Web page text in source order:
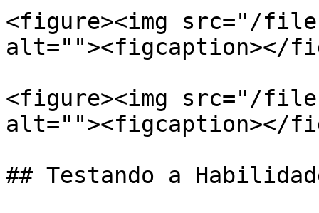
<figure><img src="/files/
alt=""><figcaption></
<figure><img src="/files/
alt=""><figcaption></
## Testando a